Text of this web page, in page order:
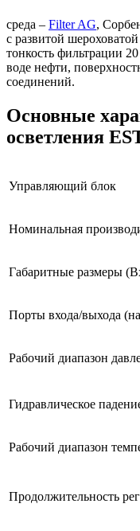
среда – Filter AG,
с развитой
тонкость фильтрации
воде нефти,
соединений.
Основные
осветления
Управляющий блок
Номинальная
Габаритные размеры
Порты входа/выхода
Рабочий диапазон
Гидравлическое
Рабочий диапазон
Продолжительность